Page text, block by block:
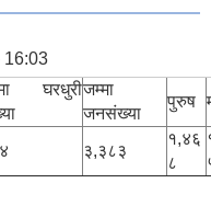
16:03
घरधुरीजम्मा
जनसंख्या
पुरुष
३,३८३
१,४६
८